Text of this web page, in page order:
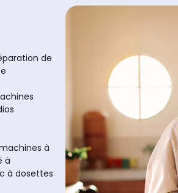
de
à
à
à dosettes